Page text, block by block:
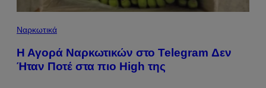
Ναρκωτικά
Η Αγορά Ναρκωτικών στο Telegram Δεν
Ήταν Ποτέ στα πιο High της